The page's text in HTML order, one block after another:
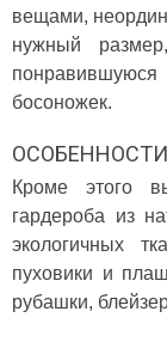
вещами,
нужный
босоножек.
Кроме этого
гардероба из
экологичных
пуховики и
рубашки,